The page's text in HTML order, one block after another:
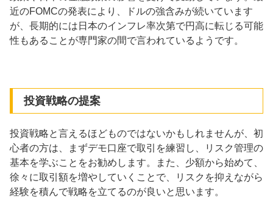
近のFOMCの発表により、ドルの強含みが続いています
が、長期的には日本のインフレ率次第で円高に転じる可能
性もあることが専門家の間で言われているようです。
投資戦略の提案
投資戦略と言えるほどものではないかもしれませんが、初
心者の方は、まずデモ口座で取引を練習し、リスク管理の
基本を学ぶことをお勧めします。また、少額から始めて、
徐々に取引額を増やしていくことで、リスクを抑えながら
経験を積んで戦略を立てるのが良いと思います。